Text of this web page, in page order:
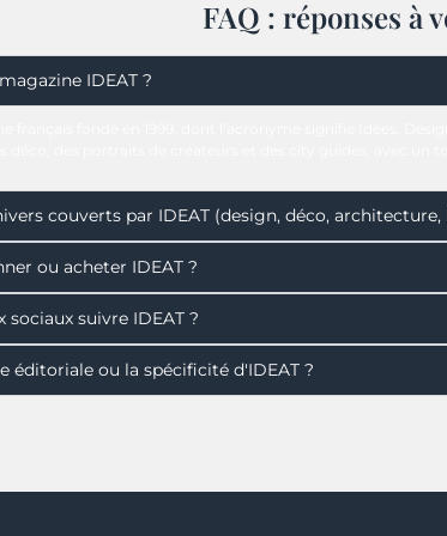
FAQ : réponses à
IDEAT ?
couverts par IDEAT (design, déco, architecture,
ou acheter IDEAT ?
sociaux suivre IDEAT ?
éditoriale ou la spécificité d'IDEAT ?